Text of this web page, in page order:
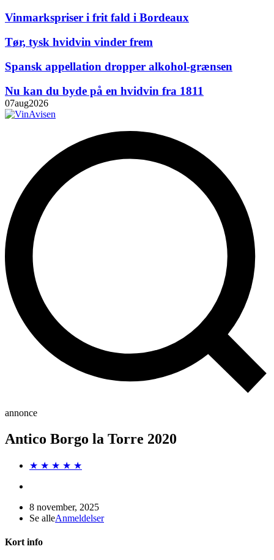
Vinmarkspriser i frit fald i Bordeaux
Tør, tysk hvidvin vinder frem
Spansk appellation dropper alkohol-grænsen
Nu kan du byde på en hvidvin fra 1811
07aug2026
annonce
Antico Borgo la Torre 2020
★ ★ ★ ★ ★
8 november, 2025
Se alleAnmeldelser
Kort info